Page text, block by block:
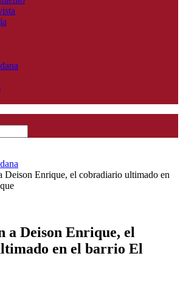
Deison Enrique, el cobradiario ultimado en
a Deison Enrique, el
en el barrio El